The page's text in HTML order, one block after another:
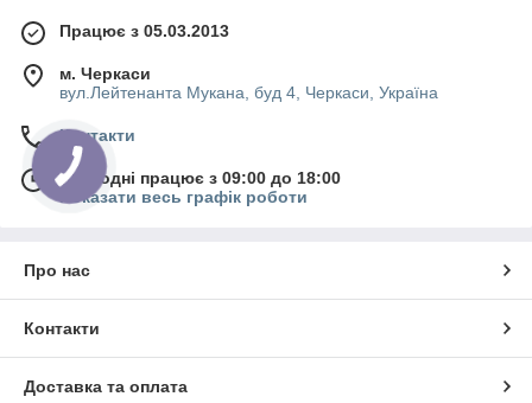
Працює з 05.03.2013
м. Черкаси
вул.Лейтенанта Мукана, буд 4, Черкаси, Україна
Контакти
Сьогодні працює з 09:00 до 18:00
Показати весь графік роботи
Про нас
Контакти
Доставка та оплата